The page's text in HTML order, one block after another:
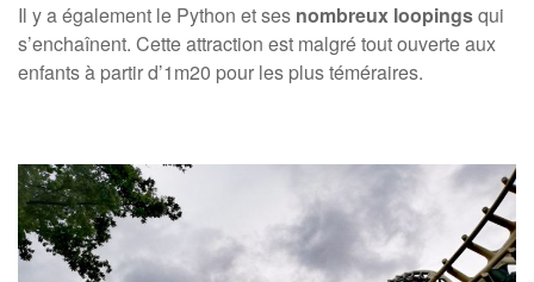
Il y a également le Python et ses nombreux loopingsqui
s’enchaînent. Cette attraction est malgré tout ouverte aux
enfants à partir d’1m20 pour les plus téméraires.